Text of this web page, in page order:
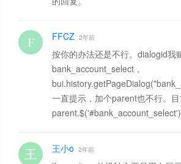
FFCZ 2年前
按你的办法还是不行。dialogid我
bank_account_select，
一直提示，加个parent也不行。
王小o 2年前